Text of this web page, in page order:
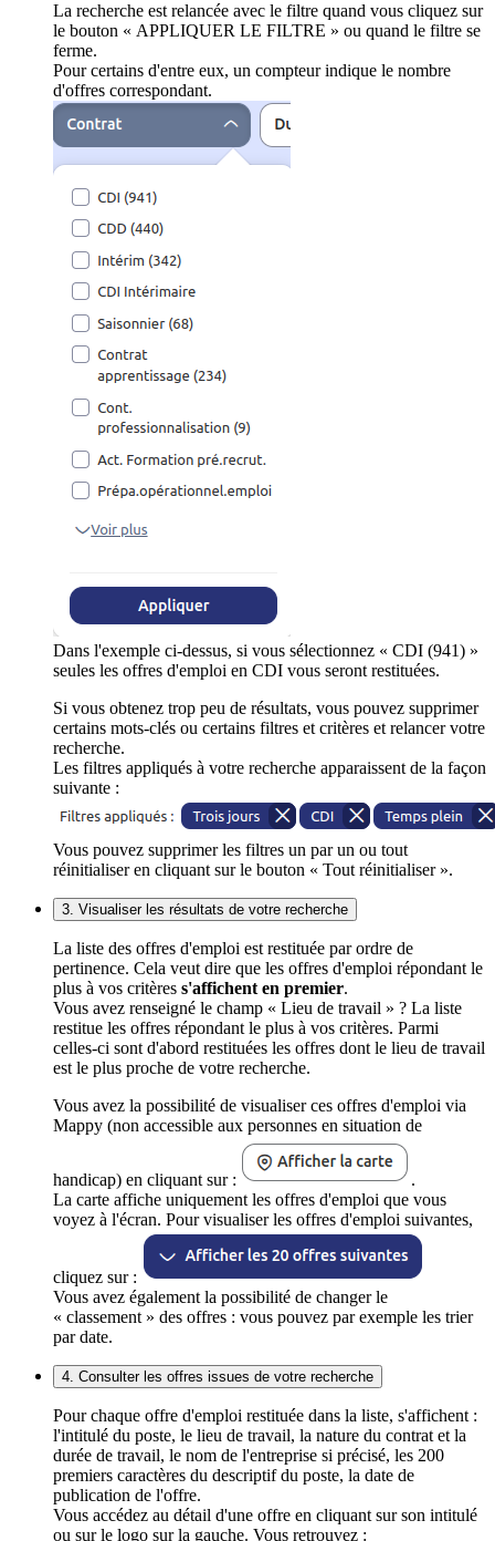
La recherche est relancée avec le filtre quand vous cliquez sur
le bouton « APPLIQUER LE FILTRE » ou quand le filtre se
ferme.
Pour certains d'entre eux, un compteur indique le nombre
d'offres correspondant.
Dans l'exemple ci-dessus, si vous sélectionnez « CDI (941) »
seules les offres d'emploi en CDI vous seront restituées.
Si vous obtenez trop peu de résultats, vous pouvez supprimer
certains mots-clés ou certains filtres et critères et relancer votre
recherche.
Les filtres appliqués à votre recherche apparaissent de la façon
suivante :
Vous pouvez supprimer les filtres un par un ou tout
réinitialiser en cliquant sur le bouton « Tout réinitialiser ».
3. Visualiser les résultats de votre recherche
La liste des offres d'emploi est restituée par ordre de
pertinence. Cela veut dire que les offres d'emploi répondant le
plus à vos critères s'affichent en premier.
Vous avez renseigné le champ « Lieu de travail » ? La liste
restitue les offres répondant le plus à vos critères. Parmi
celles-ci sont d'abord restituées les offres dont le lieu de travail
est le plus proche de votre recherche.
Vous avez la possibilité de visualiser ces offres d'emploi via
Mappy (non accessible aux personnes en situation de
handicap) en cliquant sur :
.
La carte affiche uniquement les offres d'emploi que vous
voyez à l'écran. Pour visualiser les offres d'emploi suivantes,
cliquez sur :
Vous avez également la possibilité de changer le
« classement » des offres : vous pouvez par exemple les trier
par date.
4. Consulter les offres issues de votre recherche
Pour chaque offre d'emploi restituée dans la liste, s'affichent :
l'intitulé du poste, le lieu de travail, la nature du contrat et la
durée de travail, le nom de l'entreprise si précisé, les 200
premiers caractères du descriptif du poste, la date de
publication de l'offre.
Vous accédez au détail d'une offre en cliquant sur son intitulé
ou sur le logo sur la gauche. Vous retrouvez :